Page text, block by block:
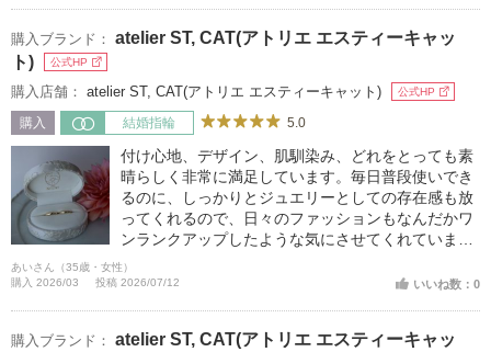
購入ブランド： atelier ST, CAT(アトリエ エスティーキャッ
ト)
公式HP
購入店舗： atelier ST, CAT(アトリエ エスティーキャット) 公式HP
購入 結婚指輪 5.0
付け心地、デザイン、肌馴染み、どれをとっても素
晴らしく非常に満足しています。毎日普段使いでき
るのに、しっかりとジュエリーとしての存在感も放
ってくれるので、日々のファッションもなんだかワ
ンランクアップしたような気にさせてくれていま
す。夫のものとは全く同じデザインではないのに、
しっかりとペア感がありふたりで付けているとさら
あいさん（35歳・女性）
購入 2026/03
投稿 2026/07/12 いいね数：0
購入ブランド： atelier ST, CAT(アトリエ エスティーキャッ